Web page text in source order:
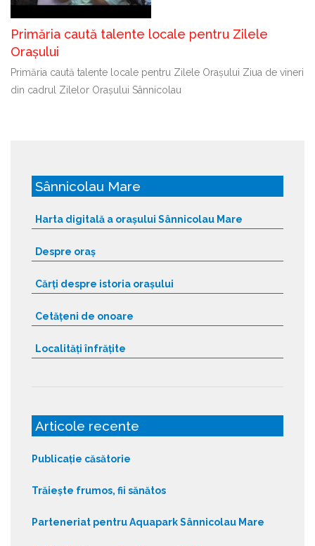
Primăria caută talente locale pentru Zilele
Orașului
Primăria caută talente locale pentru Zilele Orașului Ziua de vineri
din cadrul Zilelor Orașului Sânnicolau
Sânnicolau Mare
Harta digitală a orașului Sânnicolau Mare
Despre oraș
Cărți despre istoria orașului
Cetățeni de onoare
Localități înfrățite
Articole recente
Publicație căsătorie
Trăiește frumos, fii sănătos
Parteneriat pentru Aquapark Sânnicolau Mare